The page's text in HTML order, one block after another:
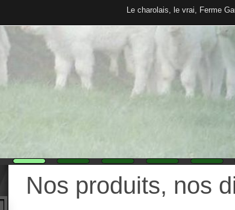
Le charolais, le vrai, Ferme Gautheron
Nos produits, nos